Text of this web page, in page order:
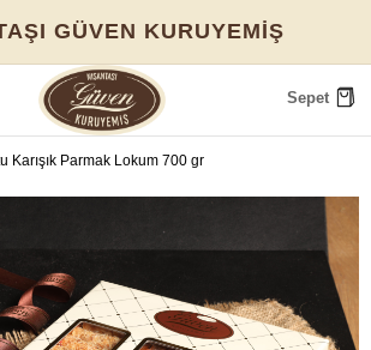
GÜVEN KURUYEMİŞ
Sepet
Karışık Parmak Lokum 700 gr